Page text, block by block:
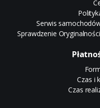
Serwis
Sprawdzenie
Czas i
Czas